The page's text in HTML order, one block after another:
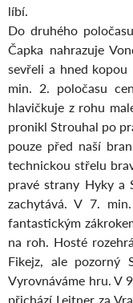
líbí.
Do druhého
Čapka nahrazuje
sevřeli a hned
min. 2. poločasu
hlavičkuje z rohu
pronikl Strouhal po
pouze před naší
technickou střelu
pravé strany Hyky a
zachytává. V 7.
fantastickým
na roh. Hosté
Fikejz, ale pozorný
Vyrovnáváme hru. V
přichází Leitner za